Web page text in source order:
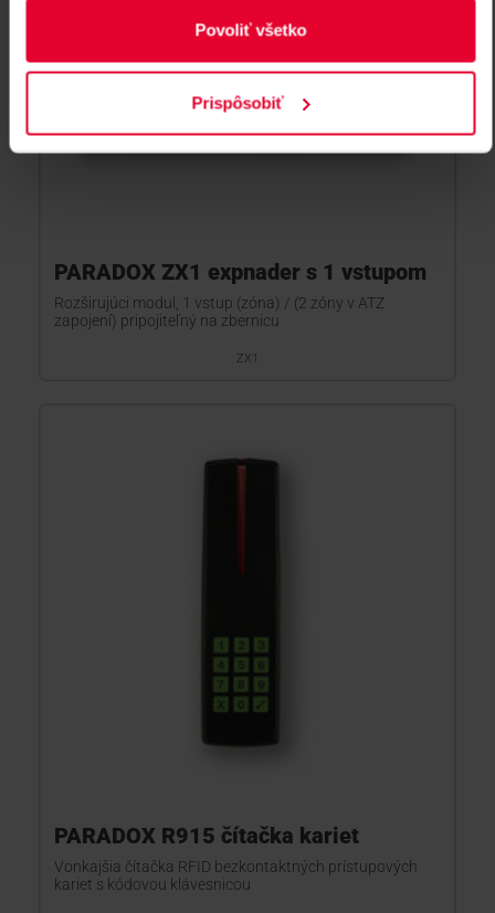
Povoliť všetko
Prispôsobiť
PARADOX ZX1 expnader s 1 vstupom
Rozširujúci modul, 1 vstup (zóna) / (2 zóny v ATZ
zapojení) pripojiteľný na zbernicu
ZX1
PARADOX R915 čítačka kariet
Vonkajšia čítačka RFID bezkontaktných prístupových
kariet s kódovou klávesnicou